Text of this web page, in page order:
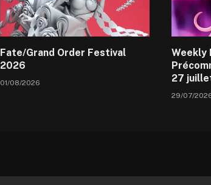
Fate/Grand Order Festival
2026
01/08/2026
Weekly
27
29/07/